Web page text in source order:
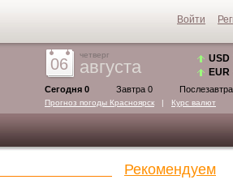
06
четверг
августа
Сегодня 0 Завтра 0
Прогноз погоды Красноярск | Курс валют
USD
EUR
Рекомендуем
Войти